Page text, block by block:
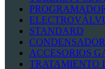
STANDARD
ACCESORIOS
TRATAMIENTO